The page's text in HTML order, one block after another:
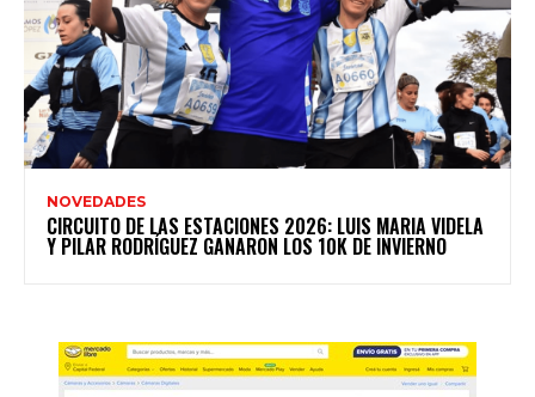
NOVEDADES
CIRCUITO DE LAS ESTACIONES 2026: LUIS MARIA VIDELA
Y PILAR RODRÍGUEZ GANARON LOS 10K DE INVIERNO